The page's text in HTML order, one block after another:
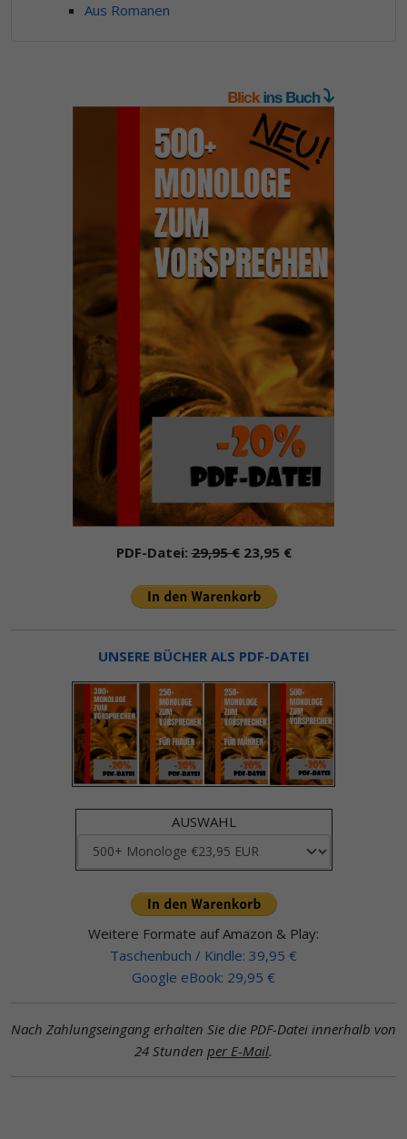
Aus Romanen
PDF-Datei:29,95 €23,95 €
UNSERE BÜCHER ALS PDF-DATEI
AUSWAHL
Weitere Formate auf Amazon & Play:
Taschenbuch / Kindle: 39,95 €
Google eBook: 29,95 €
Nach Zahlungseingang erhalten Sie die PDF-Datei innerhalb von
24 Stunden per E-Mail.